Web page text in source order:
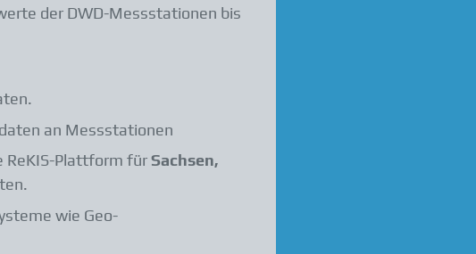
der DWD-Messstationen bis
an Messstationen
ReKIS-Plattform fürSachsen,
wie Geo-